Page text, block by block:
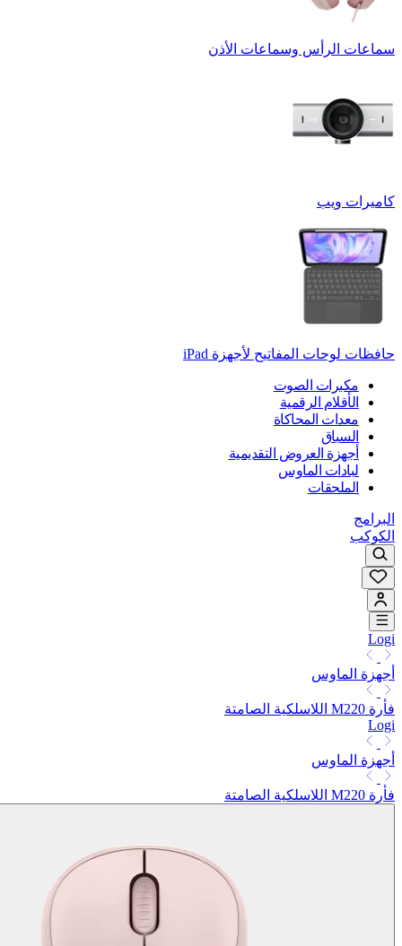
سماعات الرأس وسماعات الأذن
كاميرات ويب
حافظات لوحات المفاتيح لأجهزة ‏iPad
مكبرات الصوت
الأقلام الرقمية
معدات المحاكاة
السباق
أجهزة العروض التقديمية
لبادات الماوس
الملحقات
البرامج
الكوكب
Logi
أجهزة الماوس
فأرة M220 اللاسلكية الصامتة
Logi
أجهزة الماوس
فأرة M220 اللاسلكية الصامتة